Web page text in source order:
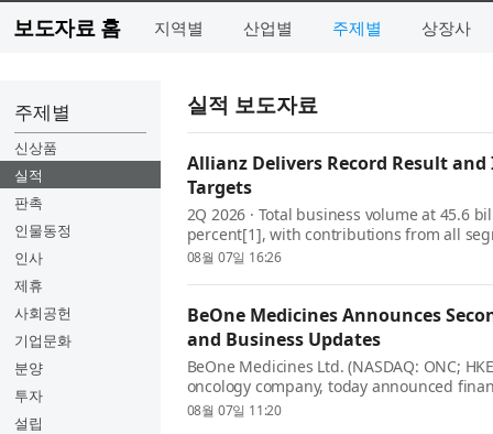
보도자료 홈 지역별 산업별 주제별 상장사
주제별
신상품
실적
판촉
인물동정
인사
제휴
사회공헌
기업문화
분양
투자
설립
실적 보도자료
Allianz Delivers Record Result
Targets
2Q 2026 · Total business volume at 45.6
percent[1], with contributions from all
excellent growth. · Operating profit rises
08월 07일 16:26
BeOne Medicines Announces
and Business Updates
BeOne Medicines Ltd. (NASDAQ: ONC;
oncology company, today announced
the second quarter of 2026. John V. Oyler,
08월 07일 11:20